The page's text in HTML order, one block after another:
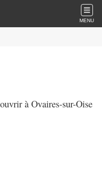
MENU
à Ovaires-sur-Oise